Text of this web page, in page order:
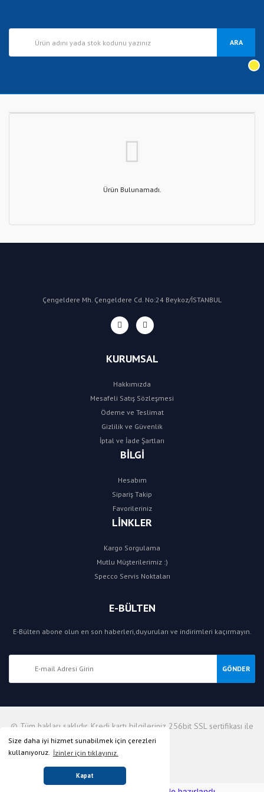
Size daha iyi hizmet sunabilmek için çerezleri
kullanıyoruz. İzinler için tıklayınız.
Kapat
ARA
Ürün Bulunamadı.
Çengeldere Mh. Çengeldere Cd. No:24 Beykoz/İSTANBUL
KURUMSAL
Hakkımızda
Mesafeli Satış Sözleşmesi
Ödeme ve Teslimat
Gizlilik ve Güvenlik
İptal ve İade Şartları
BİLGİ
Hesabım
Sipariş Takip
Favorileriniz
LİNKLER
Kargo Sorgulama
Mutlu Müşterilerimiz :)
Specco Servis Noktaları
E-BÜLTEN
E-Bülten abone olun en son haberleri,duyuruları ve indirimleri kaçırmayın.
GÖNDER
© Tüm hakları saklıdır. Kredi kartı bilgileriniz 256bit SSL sertifikası ile
korunmaktadır.